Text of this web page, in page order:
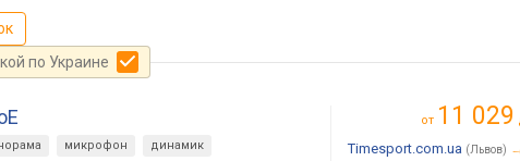
по Украине
микрофон
динамик
от 11 029
Timesport.com.ua (Львов) →